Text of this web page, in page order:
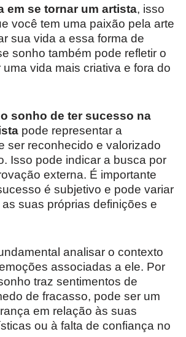
em se tornar um artista, isso
você tem uma paixão pela arte
sua vida a essa forma de
sonho também pode refletir o
vida mais criativa e fora do
o sonho de ter sucesso na
pode representar a
ser reconhecido e valorizado
Isso pode indicar a busca por
externa. É importante
é subjetivo e pode variar
suas próprias definições e
analisar o contexto
associadas a ele. Por
traz sentimentos de
de fracasso, pode ser um
em relação às suas
ou à falta de confiança no